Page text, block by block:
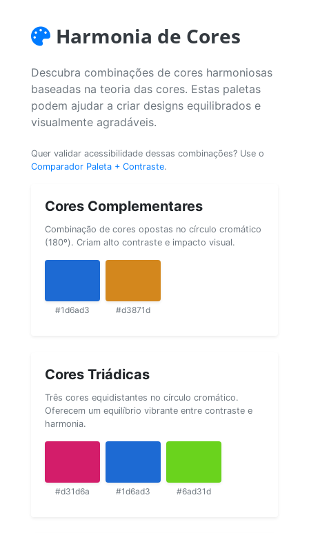
Harmonia de Cores
Descubra combinações de cores harmoniosas
baseadas na teoria das cores. Estas paletas
podem ajudar a criar designs equilibrados e
visualmente agradáveis.
Quer validar acessibilidade dessas combinações? Use o
Comparador Paleta + Contraste.
Cores Complementares
Combinação de cores opostas no círculo cromático
(180º). Criam alto contraste e impacto visual.
#1d6ad3 #d3871d
Cores Triádicas
Três cores equidistantes no círculo cromático.
Oferecem um equilíbrio vibrante entre contraste e
harmonia.
#d31d6a #1d6ad3 #6ad31d